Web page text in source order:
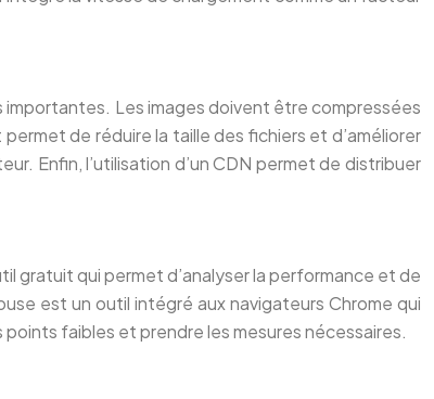
importantes. Les images doivent être compressées
de réduire la taille des fichiers et d’améliorer
Enfin, l’utilisation d’un CDN permet de distribuer
gratuit qui permet d’analyser la performance et de
est un outil intégré aux navigateurs Chrome qui
faibles et prendre les mesures nécessaires.